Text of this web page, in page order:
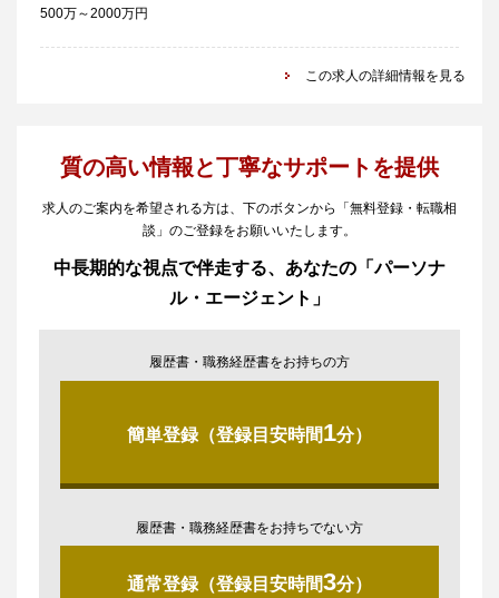
500万～2000万円
この求人の詳細情報を見る
質の高い情報と丁寧なサポートを提供
求人のご案内を希望される方は、下のボタンから「無料登録・転職相
談」のご登録をお願いいたします。
中長期的な視点で伴走する、あなたの「パーソナ
ル・エージェント」
履歴書・職務経歴書をお持ちの方
簡単登録（登録目安時間1分）
履歴書・職務経歴書をお持ちでない方
通常登録（登録目安時間3分）